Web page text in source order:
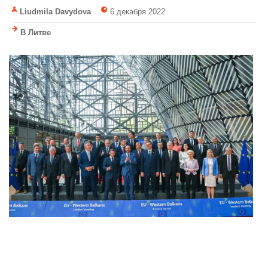
Liudmila Davydova 6 декабря 2022
В Литве